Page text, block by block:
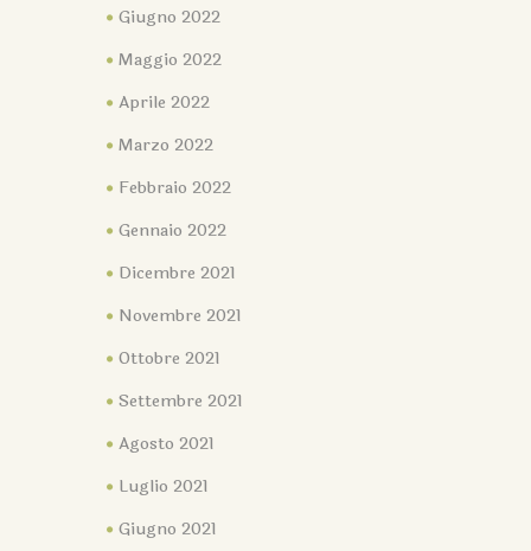
Giugno 2022
Maggio 2022
Aprile 2022
Marzo 2022
Febbraio 2022
Gennaio 2022
Dicembre 2021
Novembre 2021
Ottobre 2021
Settembre 2021
Agosto 2021
Luglio 2021
Giugno 2021